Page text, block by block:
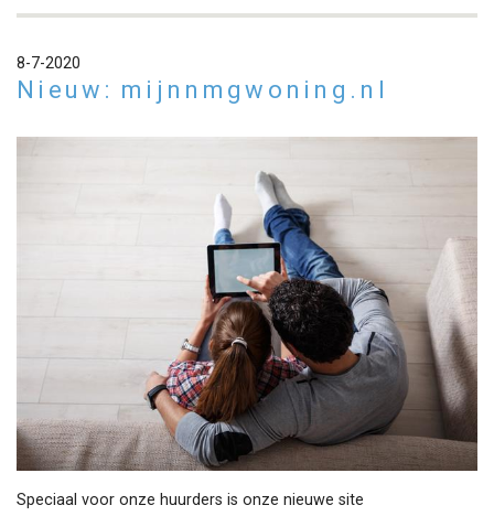
8-7-2020
Nieuw: mijnnmgwoning.nl
Speciaal voor onze huurders is onze nieuwe site